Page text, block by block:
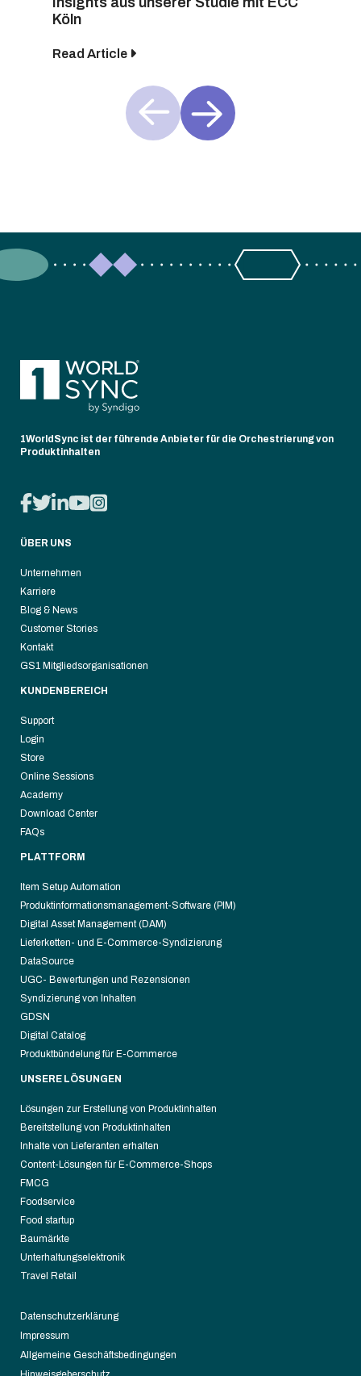
Köln
Read Article
1WorldSync ist der führende Anbieter für die Orchestrierung von
Produktinhalten
ÜBER UNS
Unternehmen
Karriere
Blog & News
Customer Stories
Kontakt
GS1 Mitgliedsorganisationen
KUNDENBEREICH
Support
Login
Store
Online Sessions
Academy
Download Center
FAQs
PLATTFORM
Item Setup Automation
Produktinformationsmanagement-Software (PIM)
Digital Asset Management (DAM)
Lieferketten- und E-Commerce-Syndizierung
DataSource
UGC- Bewertungen und Rezensionen
Syndizierung von Inhalten
GDSN
Digital Catalog
Produktbündelung für E-Commerce
UNSERE LÖSUNGEN
Lösungen zur Erstellung von Produktinhalten
Bereitstellung von Produktinhalten
Inhalte von Lieferanten erhalten
Content-Lösungen für E-Commerce-Shops
FMCG
Foodservice
Food startup
Baumärkte
Unterhaltungselektronik
Travel Retail
Datenschutzerklärung
Impressum
Allgemeine Geschäftsbedingungen